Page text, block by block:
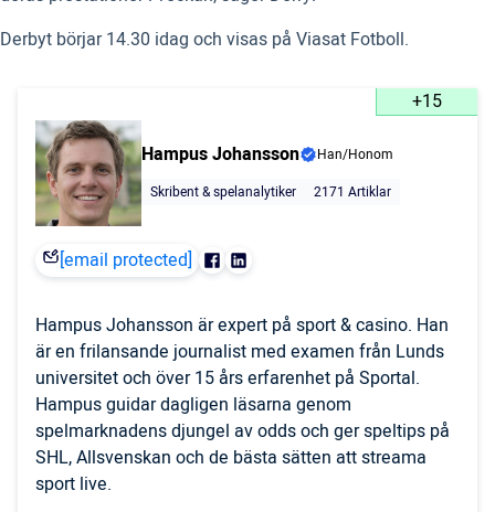
Derbyt börjar 14.30 idag och visas på Viasat Fotboll.
+15
Hampus Johansson
Han/Honom
Skribent & spelanalytiker
2171 Artiklar
[email protected]
Hampus Johansson är expert på sport & casino. Han
är en frilansande journalist med examen från Lunds
universitet och över 15 års erfarenhet på Sportal.
Hampus guidar dagligen läsarna genom
spelmarknadens djungel av odds och ger speltips på
SHL, Allsvenskan och de bästa sätten att streama
sport live.